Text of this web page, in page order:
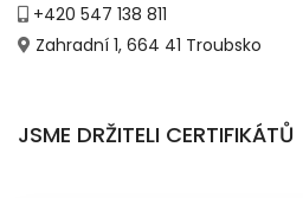
+420 547 138 811
Zahradní 1, 664 41 Troubsko
JSME DRŽITELI CERTIFIKÁTŮ